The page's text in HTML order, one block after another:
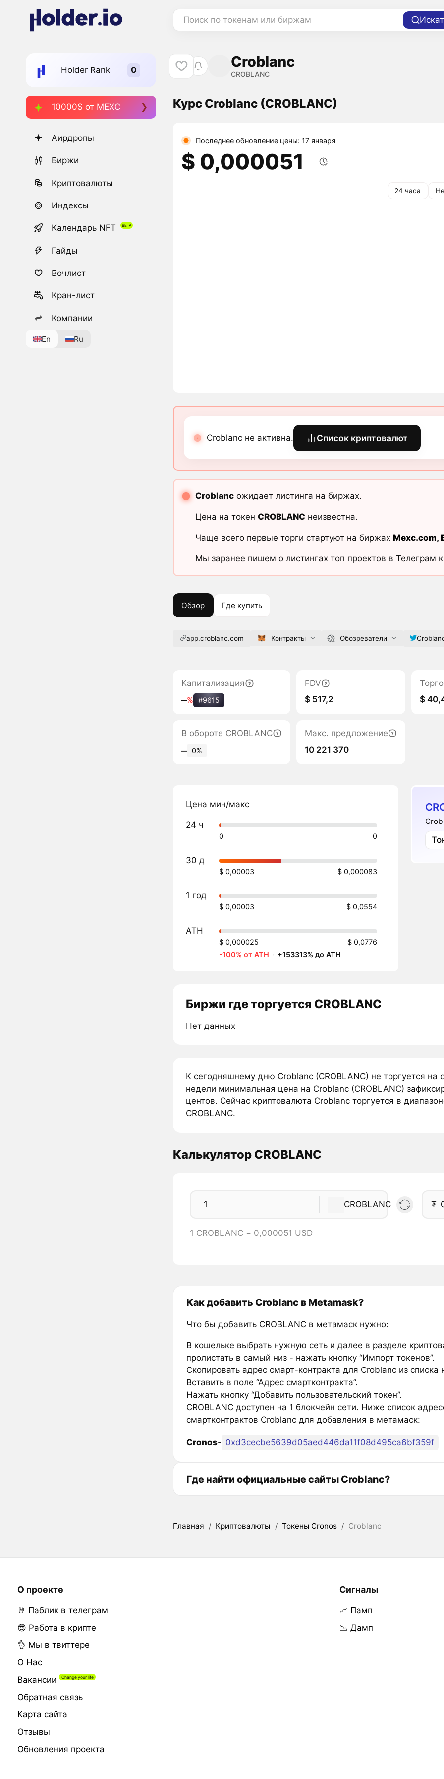
Поиск по токенам или биржам
Holder Rank
10000$ от MEXC
Аирдропы
Биржи
Криптовалюты
Индексы
Календарь NFT
Гайды
Вочлист
Кран-лист
Компании
En Ru
Croblanc
CROBLANC
Курс Croblanc (CROBLANC)
Последнее обновление цены: 17 января
$ 0,000051
24 часа
Croblanc не активна. Список криптовалют
Croblancожидает листинга на биржах.
Цена на токен CROBLANC неизвестна.
Чаще всего первые торги стартуют на биржах Mexc.com,
Мы заранее пишем о листингах топ проектов в Телеграм
Обзор Где купить
app.croblanc.com Контракты Обозреватели
Капитализация
‒% #9615
FDV
$ 517,2
$
В обороте CROBLANC
‒ 0%
Макс. предложение
10 221 370
Цена мин/макс
24 ч
0 0
30 д
$ 0,00003 $ 0,000083
1 год
$ 0,00003 $ 0,0554
ATH
$ 0,000025
$ 0,0776
-100% от ATH · +153313% до ATH
Биржи где торгуется CROBLANC
Нет данных
К сегодняшнему дню Croblanc (CROBLANC) не торгуется
недели минимальная цена на Croblanc (CROBLANC)
центов. Сейчас криптовалюта Croblanc торгуется в
CROBLANC.
Калькулятор CROBLANC
CROBLANC ₮
1 CROBLANC = 0,000051 USD
Как добавить Croblanc в Metamask?
Что бы добавить CROBLANC в метамаск нужно:
В кошельке выбрать нужную сеть и далее в разделе
пролистать в самый низ - нажать кнопку “Импорт токенов”.
Скопировать адрес смарт-контракта для Croblanc из списка
Вставить в поле “Адрес смартконтракта”.
Нажать кнопку “Добавить пользовательский токен”.
CROBLANC доступен на 1 блокчейн сети. Ниже список
смартконтрактов Croblanc для добавления в метамаск:
Cronos- 0xd3cecbe5639d05aed446da11f08d495ca6bf359f
Где найти официальные сайты Croblanc?
Главная / Криптовалюты / Токены Cronos / Croblanc
О проекте
🤘 Паблик в телеграм
😎 Работа в крипте
👌 Мы в твиттере
О Нас
Вакансии
Обратная связь
Карта сайта
Отзывы
Обновления проекта
Сигналы
📈 Памп
📉 Дамп